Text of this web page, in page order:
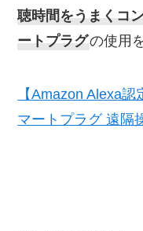
聴時間をうまくコ
ートプラグの使用
【Amazon Alexa
マートプラグ 遠隔